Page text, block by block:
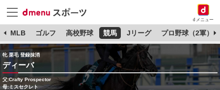
dメニュー
MLB ゴルフ 高校野球 競馬 Jリーグ プロ野球（2軍）
牝 栗毛 登録抹消
ディーバ
父:Crafty Prospector
母:ミスセクレト